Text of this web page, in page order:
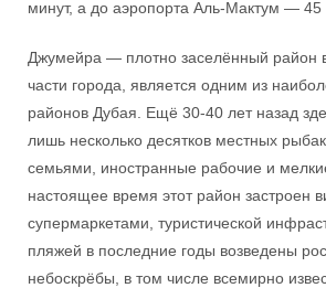
минут, а до аэропорта Аль-Мактум — 45
Джумейра — плотно заселённый район
части города, является одним из
районов Дубая. Ещё 30-40 лет назад
лишь несколько десятков местных
семьями, иностранные рабочие и
настоящее время этот район застроен
супермаркетами, туристической
пляжей в последние годы возведены
небоскрёбы, в том числе всемирно